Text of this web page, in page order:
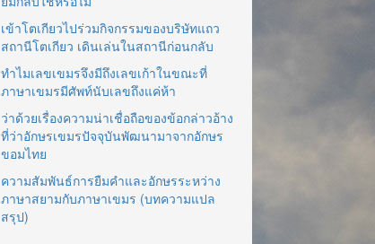
เข้าโตเกียวไปร่วมกิจกรรมของบริษัทแถว
สถานีโตเกียว เดินเล่นในสถานีก่อนกลับ
ทำไมเลขเขมรจึงมีถึงเลขเก้าในขณะที่
ภาษาเขมรมีศัพท์นับเลขถึงแค่ห้า
ว่าด้วยเรื่องความน่าเชื่อถือของข้อกล่าวอ้าง
ที่ว่าอักษรเขมรปัจจุบันพัฒนามาจากอักษร
ขอมไทย
ความสัมพันธ์การยืมคำและอักษรระหว่าง
ภาษาสยามกับภาษาเขมร (บทความแปล
สรุป)